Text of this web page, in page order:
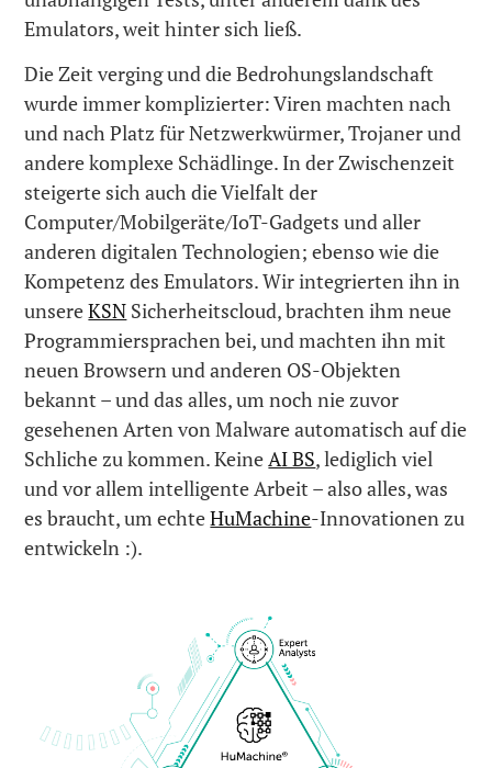
Emulators, weit hinter sich ließ.
Die Zeit verging und die Bedrohungslandschaft
wurde immer komplizierter: Viren machten nach
und nach Platz für Netzwerkwürmer, Trojaner und
andere komplexe Schädlinge. In der Zwischenzeit
steigerte sich auch die Vielfalt der
Computer/Mobilgeräte/IoT-Gadgets und aller
anderen digitalen Technologien; ebenso wie die
Kompetenz des Emulators. Wir integrierten ihn in
unsereKSN Sicherheitscloud, brachten ihm neue
Programmiersprachen bei, und machten ihn mit
neuen Browsern und anderen OS-Objekten
bekannt – und das alles, um noch nie zuvor
gesehenen Arten von Malware automatisch auf die
Schliche zu kommen. Keine AI BS, lediglich viel
und vor allem intelligente Arbeit – also alles, was
es braucht, um echteHuMachine-Innovationen zu
entwickeln :).